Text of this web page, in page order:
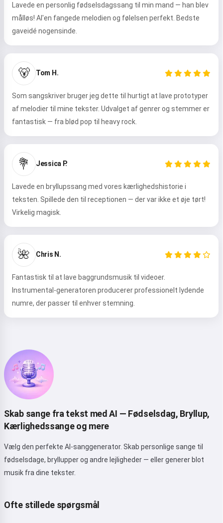
Lavede en personlig fødselsdagssang til min mand — han blev
målløs! AI'en fangede melodien og følelsen perfekt. Bedste
gaveidé nogensinde.
🐻 Tom H.
Som sangskriver bruger jeg dette til hurtigt at lave prototyper
af melodier til mine tekster. Udvalget af genrer og stemmer er
fantastisk — fra blød pop til heavy rock.
💐 Jessica P.
Lavede en bryllupssang med vores kærlighedshistorie i
teksten. Spillede den til receptionen — der var ikke et øje tørt!
Virkelig magisk.
🌺 Chris N.
Fantastisk til at lave baggrundsmusik til videoer.
Instrumental-generatoren producerer professionelt lydende
numre, der passer til enhver stemning.
Skab sange fra tekst med AI — Fødselsdag, Bryllup,
Kærlighedssange og mere
Vælg den perfekte AI-sanggenerator. Skab personlige sange til
fødselsdage, bryllupper og andre lejligheder — eller generer blot
musik fra dine tekster.
Ofte stillede spørgsmål
Jeg kan lave sange, skrive digte og